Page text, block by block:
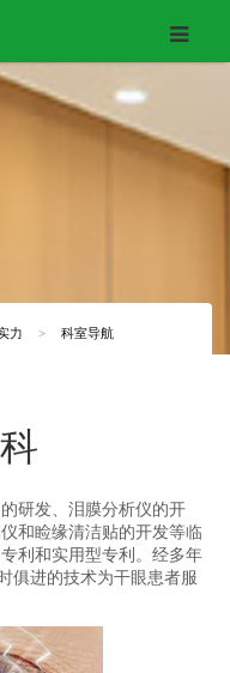
力 > 科室导航
研发、泪膜分析仪的开
和睑缘清洁贴的开发等临
利和实用型专利。经多年
俱进的技术为干眼患者服